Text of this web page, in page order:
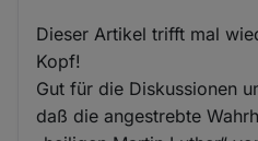
Dieser Artikel trifft mal
Kopf!
Gut für die Diskussionen
daß die angestrebte